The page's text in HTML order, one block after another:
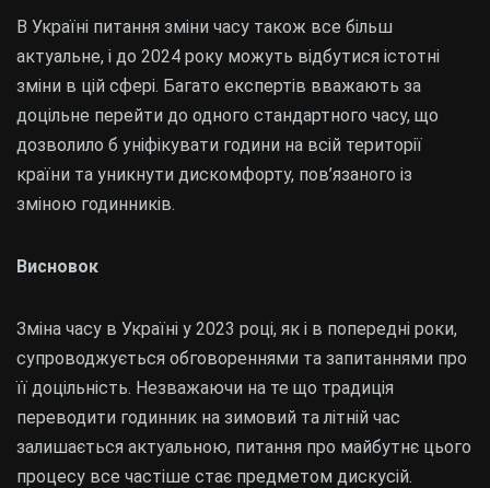
В Україні питання зміни часу також все більш
актуальне, і до 2024 року можуть відбутися істотні
зміни в цій сфері. Багато експертів вважають за
доцільне перейти до одного стандартного часу, що
дозволило б уніфікувати години на всій території
країни та уникнути дискомфорту, пов’язаного із
зміною годинників.
Висновок
Зміна часу в Україні у 2023 році, як і в попередні роки,
супроводжується обговореннями та запитаннями про
її доцільність. Незважаючи на те що традиція
переводити годинник на зимовий та літній час
залишається актуальною, питання про майбутнє цього
процесу все частіше стає предметом дискусій.